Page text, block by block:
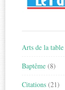
Arts de la table
Baptême (8)
Citations (21)